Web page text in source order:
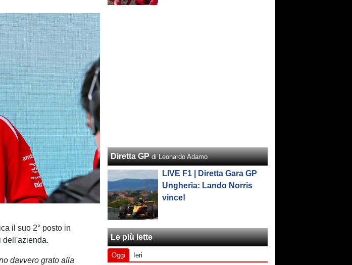
il suo 2° posto in
dell'azienda.
davvero grato alla
Diretta GP di Leonardo Adamo
LIVE F1 | Diretta Gara GP
Ungheria: Lando Norris
vince!
Le più lette
Oggi Ieri